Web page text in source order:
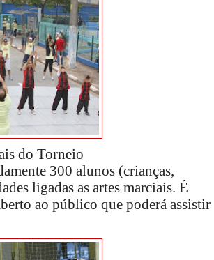
do Torneio
300 alunos (crianças,
ligadas as artes marciais. É
ao público que poderá assistir